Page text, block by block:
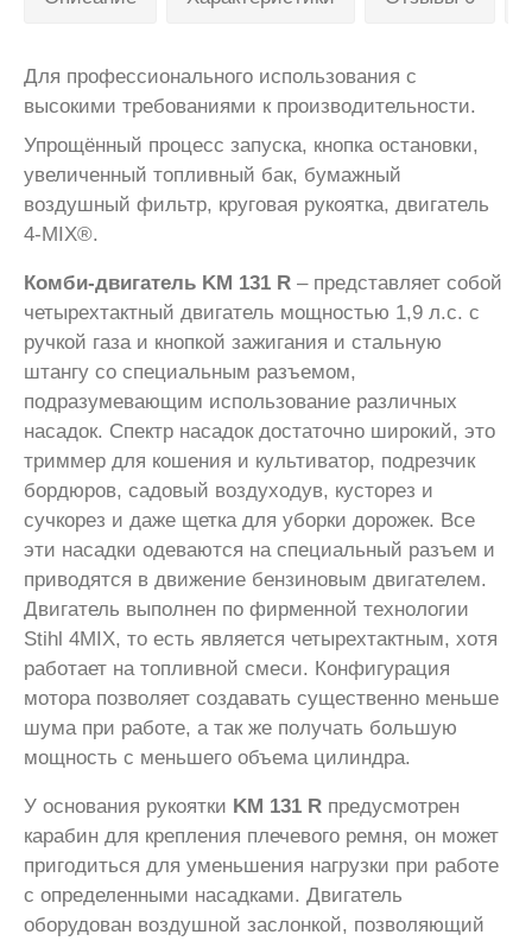
Для профессионального использования с
высокими требованиями к производительности.
Упрощённый процесс запуска, кнопка остановки,
увеличенный топливный бак, бумажный
воздушный фильтр, круговая рукоятка, двигатель
4-MIX®.
Комби-двигатель KM 131 R – представляет собой
четырехтактный двигатель мощностью 1,9 л.с. с
ручкой газа и кнопкой зажигания и стальную
штангу со специальным разъемом,
подразумевающим использование различных
насадок. Спектр насадок достаточно широкий, это
триммер для кошения и культиватор, подрезчик
бордюров, садовый воздуходув, кусторез и
сучкорез и даже щетка для уборки дорожек. Все
эти насадки одеваются на специальный разъем и
приводятся в движение бензиновым двигателем.
Двигатель выполнен по фирменной технологии
Stihl 4MIX, то есть является четырехтактным, хотя
работает на топливной смеси. Конфигурация
мотора позволяет создавать существенно меньше
шума при работе, а так же получать большую
мощность с меньшего объема цилиндра.
У основания рукоятки KM 131 R предусмотрен
карабин для крепления плечевого ремня, он может
пригодиться для уменьшения нагрузки при работе
с определенными насадками. Двигатель
оборудован воздушной заслонкой, позволяющий